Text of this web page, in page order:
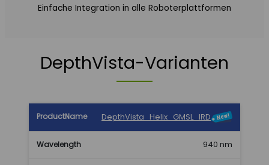
Einfache Integration in alle Roboterplattformen
DepthVista-Varianten
Wellenlänge
Geeignet
für
DepthVista_Helix_GMSL_IRD
940 nm